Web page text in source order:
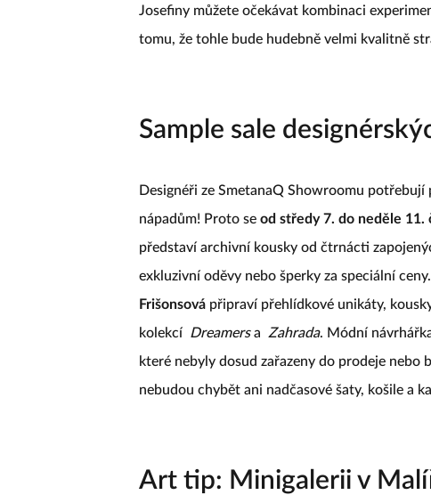
Josefiny můžete očekávat kombinaci
tomu, že tohle bude hudebně velmi kvalitně
Sample sale
Designéři ze SmetanaQ Showroomu
nápadům! Proto se od středy 7. do neděle 11.
představí archivní kousky od čtrnácti
exkluzivní oděvy nebo šperky za speciální
Frišonsová připraví přehlídkové unikáty,
kolekcí Dreamersa Zahrada. Módní
které nebyly dosud zařazeny do prodeje nebo
nebudou chybět ani nadčasové šaty, košile a
Art tip: Minigalerii v